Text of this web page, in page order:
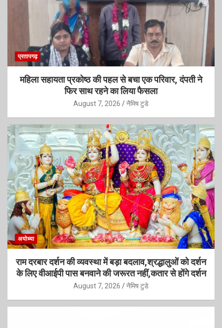
प्रतापगढ़
महिला सहायता प्रकोष्ठ की पहल से बचा एक परिवार, दंपती ने
फिर साथ रहने का लिया फैसला
August 7, 2026 नैमिष टुडे
अयोध्या
राम दरबार दर्शन की व्यवस्था में बड़ा बदलाव,श्रद्धालुओं को दर्शन
के लिए वीआईपी पास बनवाने की जरूरत नहीं,कतार से होंगे दर्शन
August 7, 2026 नैमिष टुडे